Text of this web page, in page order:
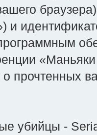
и
прочтенных
убийцы -